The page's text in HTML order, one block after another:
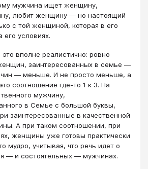
мужчина ищет женщину,
любит женщину — но настоящий
с той женщиной, которая в его
его условиях.
вполне реалистично: ровно
заинтересованных в семье —
— меньше. И не просто меньше, а
соотношение где-то 1 к 3. На
мужчину,
в Семье с большой буквы,
заинтересованные в качественной
А при таком соотношении, при
женщины уже готовы практически
мудро, учитывая, что речь идет о
— и состоятельных — мужчинах.